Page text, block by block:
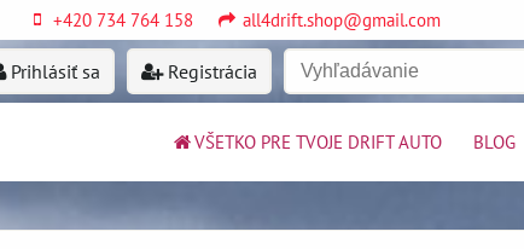
+420 734 764 158 all4drift.shop@gmail.com
Prihlásiť sa Registrácia
VŠETKO PRE TVOJE DRIFT AUTO BLOG